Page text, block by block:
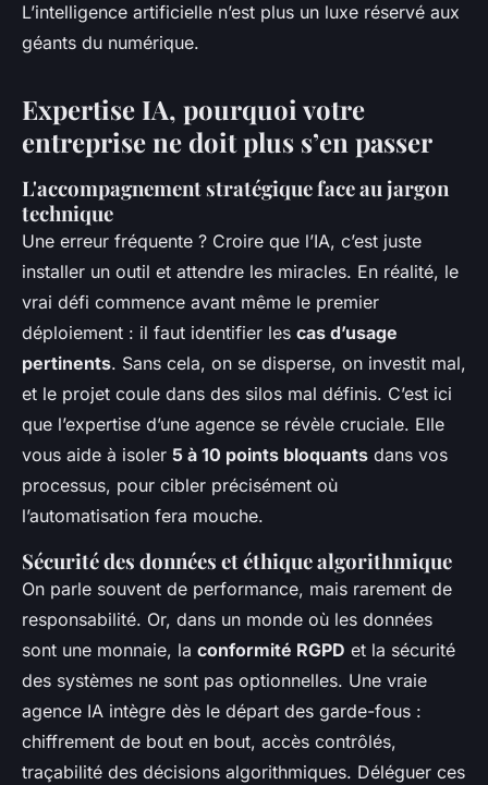
L’intelligence artificielle n’est plus un luxe réservé aux
géants du numérique.
Expertise IA, pourquoi votre
entreprise ne doit plus s’en passer
L'accompagnement stratégique face au jargon
technique
Une erreur fréquente ? Croire que l’IA, c’est juste
installer un outil et attendre les miracles. En réalité, le
vrai défi commence avant même le premier
déploiement : il faut identifier les cas d’usage
pertinents. Sans cela, on se disperse, on investit mal,
et le projet coule dans des silos mal définis. C’est ici
que l’expertise d’une agence se révèle cruciale. Elle
vous aide à isoler 5 à 10 points bloquants dans vos
processus, pour cibler précisément où
l’automatisation fera mouche.
Sécurité des données et éthique algorithmique
On parle souvent de performance, mais rarement de
responsabilité. Or, dans un monde où les données
sont une monnaie, la conformité RGPD et la sécurité
des systèmes ne sont pas optionnelles. Une vraie
agence IA intègre dès le départ des garde-fous :
chiffrement de bout en bout, accès contrôlés,
traçabilité des décisions algorithmiques. Déléguer ces